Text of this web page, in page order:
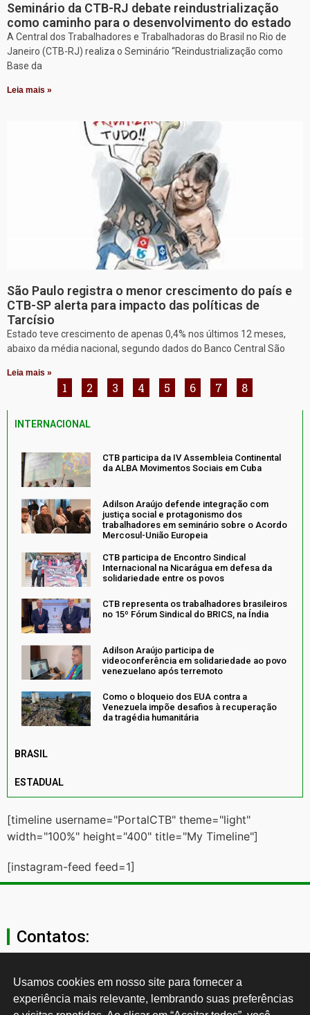
Seminário da CTB-RJ debate reindustrialização
como caminho para o desenvolvimento do estado
A Central dos Trabalhadores e Trabalhadoras do Brasil no Rio de
Janeiro (CTB-RJ) realiza o Seminário “Reindustrialização como
Base da
Leia mais »
São Paulo registra o menor crescimento do país e
CTB-SP alerta para impacto das políticas de
Tarcísio
Estado teve crescimento de apenas 0,4% nos últimos 12 meses,
abaixo da média nacional, segundo dados do Banco Central São
Leia mais »
1 2 3 4 5 6 7 8
INTERNACIONAL
CTB participa da IV Assembleia Continental
da ALBA Movimentos Sociais em Cuba
Adilson Araújo defende integração com
justiça social e protagonismo dos
trabalhadores em seminário sobre o Acordo
Mercosul-União Europeia
CTB participa de Encontro Sindical
Internacional na Nicarágua em defesa da
solidariedade entre os povos
CTB representa os trabalhadores brasileiros
no 15º Fórum Sindical do BRICS, na Índia
Adilson Araújo participa de
videoconferência em solidariedade ao povo
venezuelano após terremoto
Como o bloqueio dos EUA contra a
Venezuela impõe desafios à recuperação
da tragédia humanitária
BRASIL
ESTADUAL
[timeline username="PortalCTB" theme="light"
width="100%" height="400" title="My Timeline"]
[instagram-feed feed=1]
Contatos:
secgeral@ctb.org.br
11 3874-0040
Usamos cookies em nosso site para fornecer a
experiência mais relevante, lembrando suas preferências